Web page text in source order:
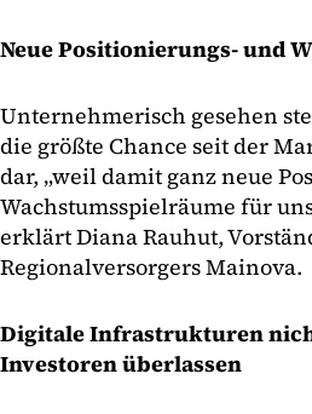
Neue Positionierungs- und
Unternehmerisch gesehen
die größte Chance seit der
dar, „weil damit ganz neue
Wachstumsspielräume für
erklärt Diana Rauhut,
Regionalversorgers Mainova.
Digitale Infrastrukturen
Investoren überlassen